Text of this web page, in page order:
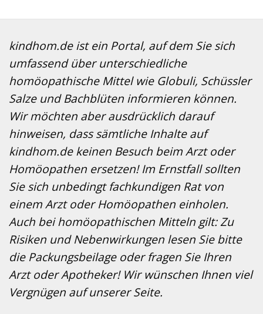
46,70 €42,89 €.
kindhom.de ist ein Portal, auf dem Sie sich
umfassend über unterschiedliche
homöopathische Mittel wie Globuli, Schüssler
Salze und Bachblüten informieren können.
Wir möchten aber ausdrücklich darauf
hinweisen, dass sämtliche Inhalte auf
kindhom.de keinen Besuch beim Arzt oder
Homöopathen ersetzen! Im Ernstfall sollten
Sie sich unbedingt fachkundigen Rat von
einem Arzt oder Homöopathen einholen.
Auch bei homöopathischen Mitteln gilt: Zu
Risiken und Nebenwirkungen lesen Sie bitte
die Packungsbeilage oder fragen Sie Ihren
Arzt oder Apotheker! Wir wünschen Ihnen viel
Vergnügen auf unserer Seite.